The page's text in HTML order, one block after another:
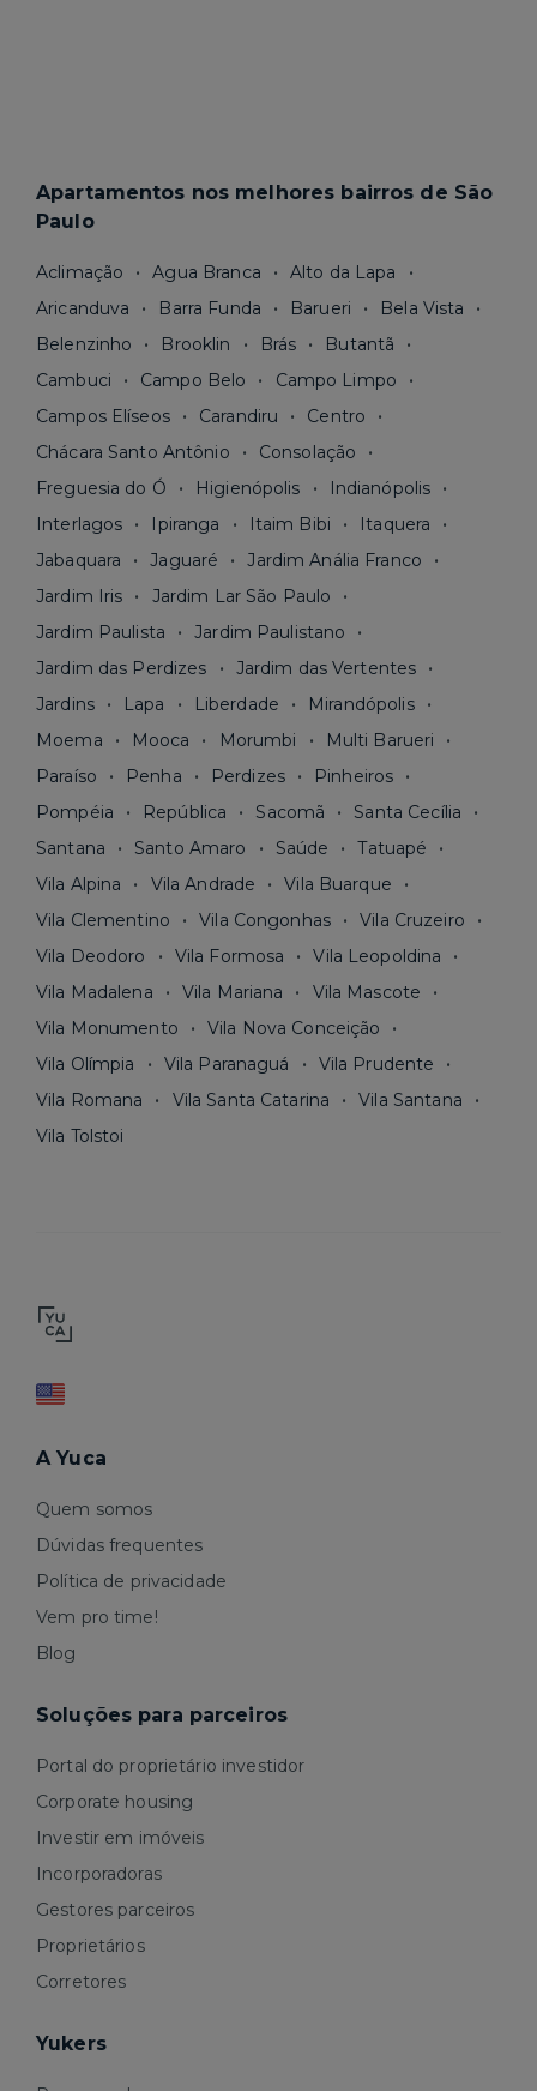
Apartamentos nos melhores bairros de São
Paulo
Aclimação Agua Branca
Alto da Lapa
Aricanduva
Barra Funda Barueri
Bela Vista
Belenzinho
Brooklin Brás
Butantã
Cambuci
Campo Belo
Campo Limpo
Campos Elíseos
Carandiru
Centro
Chácara Santo Antônio
Consolação
Freguesia do Ó
Higienópolis
Indianópolis
Interlagos
Ipiranga Itaim Bibi
Itaquera
Jabaquara
Jaguaré
Jardim Anália Franco
Jardim Iris
Jardim Lar São Paulo
Jardim Paulista
Jardim Paulistano
Jardim das Perdizes
Jardim das Vertentes
Jardins
Lapa Liberdade
Mirandópolis
Moema
Mooca Morumbi
Multi Barueri
Paraíso
Penha Perdizes
Pinheiros
Pompéia
República Sacomã
Santa Cecília
Santana
Santo Amaro Saúde
Tatuapé
Vila Alpina
Vila Andrade
Vila Buarque
Vila Clementino
Vila Congonhas
Vila Cruzeiro
Vila Deodoro
Vila Formosa
Vila Leopoldina
Vila Madalena
Vila Mariana
Vila Mascote
Vila Monumento
Vila Nova Conceição
Vila Olímpia
Vila Paranaguá
Vila Prudente
Vila Romana
Vila Santa Catarina
Vila Santana
Vila Tolstoi
A Yuca
Quem somos
Dúvidas frequentes
Política de privacidade
Vem pro time!
Blog
Soluções para parceiros
Portal do proprietário investidor
Corporate housing
Investir em imóveis
Incorporadoras
Gestores parceiros
Proprietários
Corretores
Yukers